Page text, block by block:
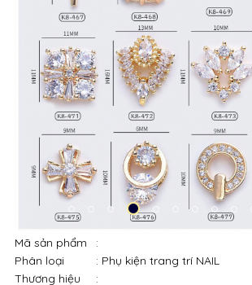
Mã sản phẩm
:
Phân loại
: Phụ kiện trang trí NAIL
Thương hiệu
: